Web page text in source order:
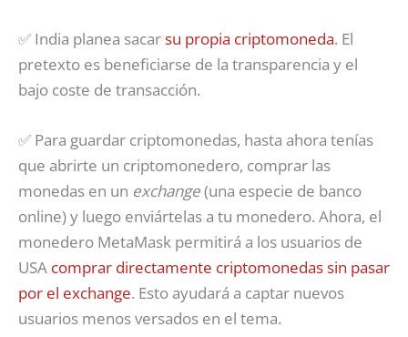
✅ India planea sacarsu propia criptomoneda. El
pretexto es beneficiarse de la transparencia y el
bajo coste de transacción.
✅ Para guardar criptomonedas, hasta ahora tenías
que abrirte un criptomonedero, comprar las
monedas en un exchange(una especie de banco
online) y luego enviártelas a tu monedero. Ahora, el
monedero MetaMask permitirá a los usuarios de
USA comprar directamente criptomonedas sin pasar
por el exchange. Esto ayudará a captar nuevos
usuarios menos versados en el tema.